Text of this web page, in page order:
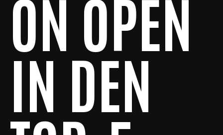
ON OPEN
IN DEN